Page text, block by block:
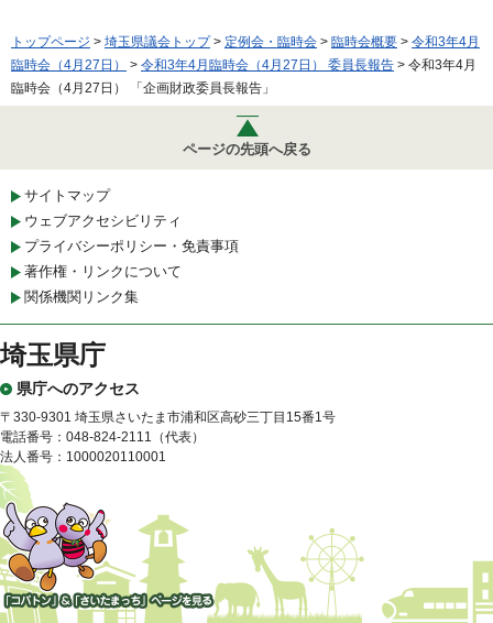
トップページ > 埼玉県議会トップ> 定例会・臨時会 > 臨時会概要 > 令和3年4月
臨時会（4月27日）
> 令和3年4月臨時会（4月27日） 委員長報告 > 令和3年4月
臨時会（4月27日） 「企画財政委員長報告」
ページの先頭へ戻る
サイトマップ
ウェブアクセシビリティ
プライバシーポリシー・免責事項
著作権・リンクについて
関係機関リンク集
埼玉県庁
県庁へのアクセス
〒330-9301 埼玉県さいたま市浦和区高砂三丁目15番1号
電話番号：048-824-2111（代表）
法人番号：1000020110001
「コバトン」&「さいたまっ